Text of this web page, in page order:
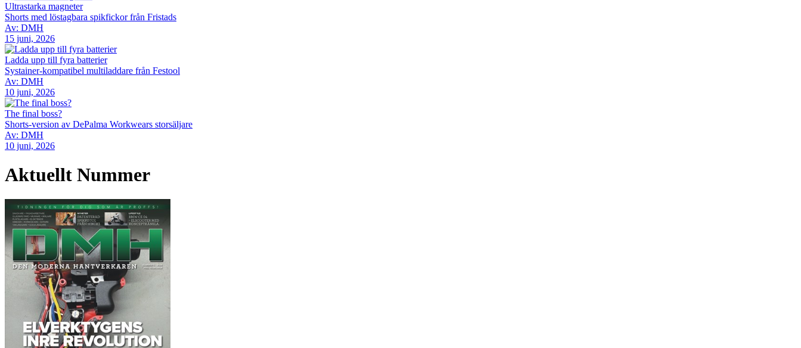
Ultrastarka magneter
Shorts med löstagbara spikfickor från Fristads
Av: DMH
15 juni, 2026
Ladda upp till fyra batterier
Systainer-kompatibel multiladdare från Festool
Av: DMH
10 juni, 2026
The final boss?
Shorts-version av DePalma Workwears storsäljare
Av: DMH
10 juni, 2026
Aktuellt Nummer